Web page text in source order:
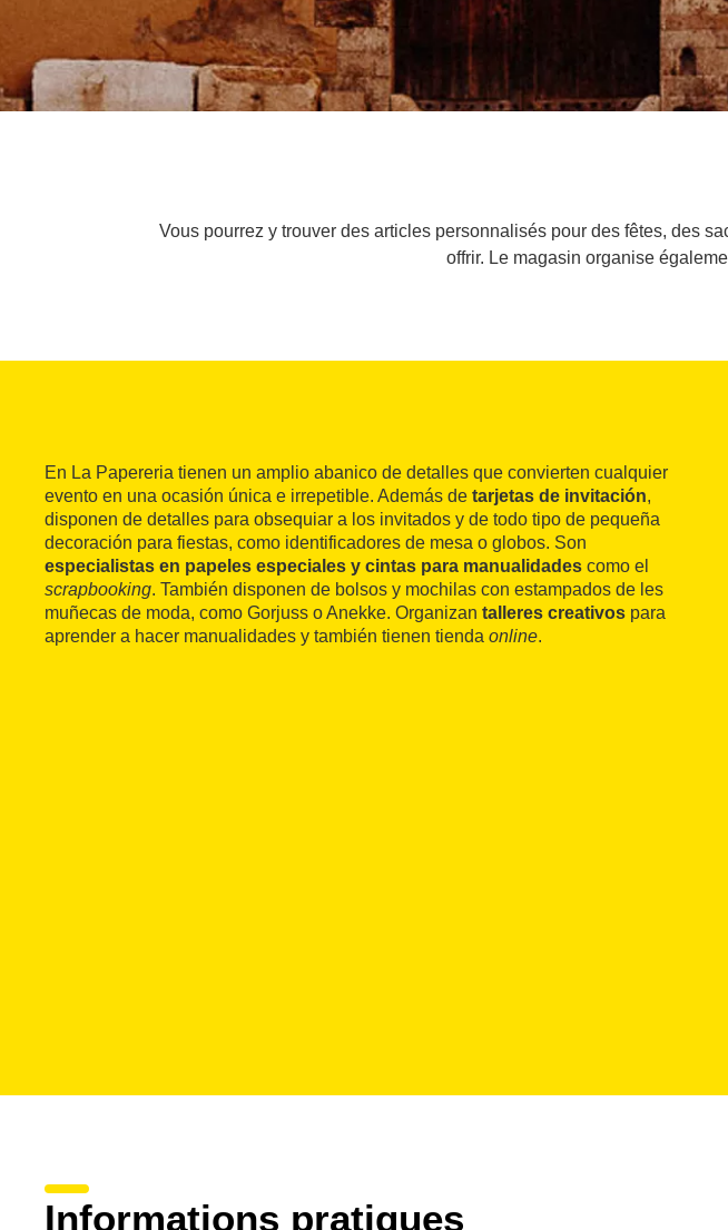
Vous pourrez y trouver des articles personnalisés pour des fêtes, des
offrir. Le magasin organise
En La Papereria tienen un amplio abanico de detalles que convierten cualquier
evento en una ocasión única e irrepetible. Además de tarjetas de invitación,
disponen de detalles para obsequiar a los invitados y de todo tipo de pequeña
decoración para fiestas, como identificadores de mesa o globos. Son
especialistas en papeles especiales y cintas para manualidades como el
scrapbooking. También disponen de bolsos y mochilas con estampados de les
muñecas de moda, como Gorjuss o Anekke. Organizan talleres creativos para
aprender a hacer manualidades y también tienen tienda online.
Informations pratiques